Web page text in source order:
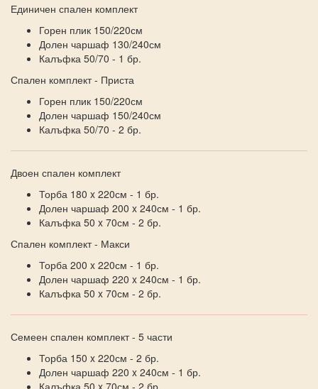
Единичен спален комплект
Горен плик 150/220см
Долен чаршаф 130/240см
Калъфка 50/70 - 1 бр.
Спален комплект - Приста
Горен плик 150/220см
Долен чаршаф 150/240см
Калъфка 50/70 - 2 бр.
Двоен спален комплект
Торба 180 x 220см - 1 бр.
Долен чаршаф 200 x 240см - 1 бр.
Калъфка 50 x 70см - 2 бр.
Спален комплект - Макси
Торба 200 x 220см - 1 бр.
Долен чаршаф 220 x 240см - 1 бр.
Калъфка 50 x 70см - 2 бр.
Семеен спален комплект - 5 части
Торба 150 x 220см - 2 бр.
Долен чаршаф 220 x 240см - 1 бр.
Калъфка 50 x 70см - 2 бр.